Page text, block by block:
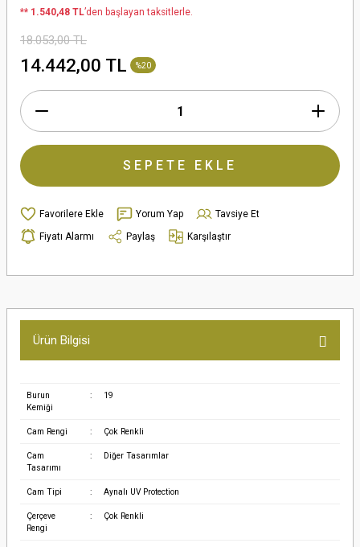
** 1.540,48 TL’den başlayan taksitlerle.
18.053,00 TL
14.442,00 TL %20
SEPETE EKLE
Yorum Yap
Tavsiye Et
Fiyatı Alarmı
Paylaş Karşılaştır
Ürün Bilgisi
Burun
Kemiği
: 19
Cam Rengi : Çok Renkli
Cam
Tasarımı
: Diğer Tasarımlar
Cam Tipi : Aynalı UV Protection
Çerçeve
Rengi
: Çok Renkli